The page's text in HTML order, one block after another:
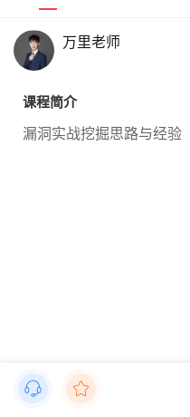
万里老师
课程简介
漏洞实战挖掘思路与经验